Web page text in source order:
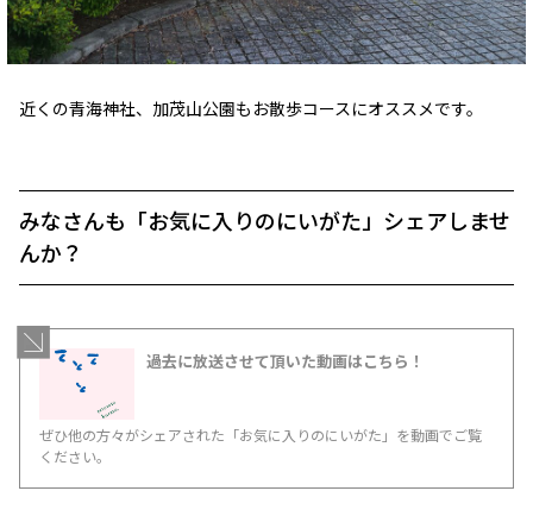
近くの青海神社、加茂山公園もお散歩コースにオススメです。
みなさんも「お気に入りのにいがた」シェアしませ
んか？
過去に放送させて頂いた動画はこちら！
ぜひ他の方々がシェアされた「お気に入りのにいがた」を動画でご覧
ください。